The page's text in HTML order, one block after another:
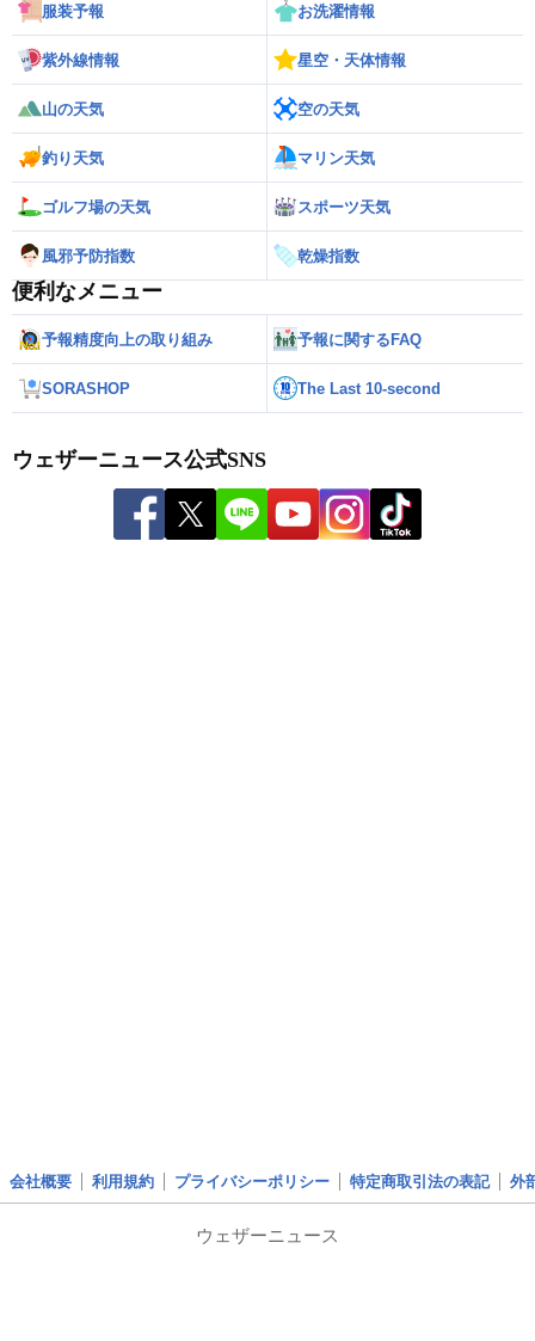
服装予報 お洗濯情報
紫外線情報 星空・天体情報
山の天気 空の天気
釣り天気 マリン天気
ゴルフ場の天気 スポーツ天気
風邪予防指数 乾燥指数
便利なメニュー
予報精度向上の取り組み 予報に関するFAQ
SORASHOP The Last 10-second
ウェザーニュース公式SNS
会社概要 利用規約 プライバシーポリシー 特定商取引法の表記 外
ウェザーニュース